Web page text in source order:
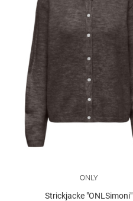
ONLY
Strickjacke "ONLSimoni"